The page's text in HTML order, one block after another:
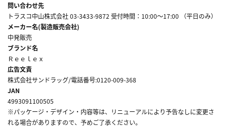
問い合わせ先
トラスコ中山株式会社 03-3433-9872 受付時間：10:00～17:00 （平日のみ）
メーカー名(製造販売会社)
中発販売
ブランド名
Ｒｅｅｌｅｘ
広告文責
株式会社サンドラッグ/電話番号:0120-009-368
JAN
4993091100505
※パッケージ・デザイン・内容等は、リニューアルにより予告なしに変更さ
れる場合がありますので、予めご了承ください。